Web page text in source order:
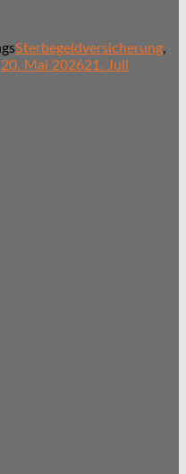
Sterbegeldversicherung,
20. Mai 202621. Juli